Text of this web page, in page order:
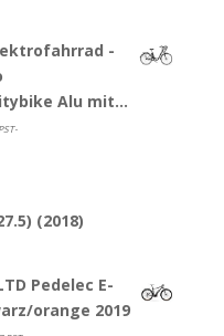
-
Alu mit…
(2018)
Pedelec E-
orange 2019